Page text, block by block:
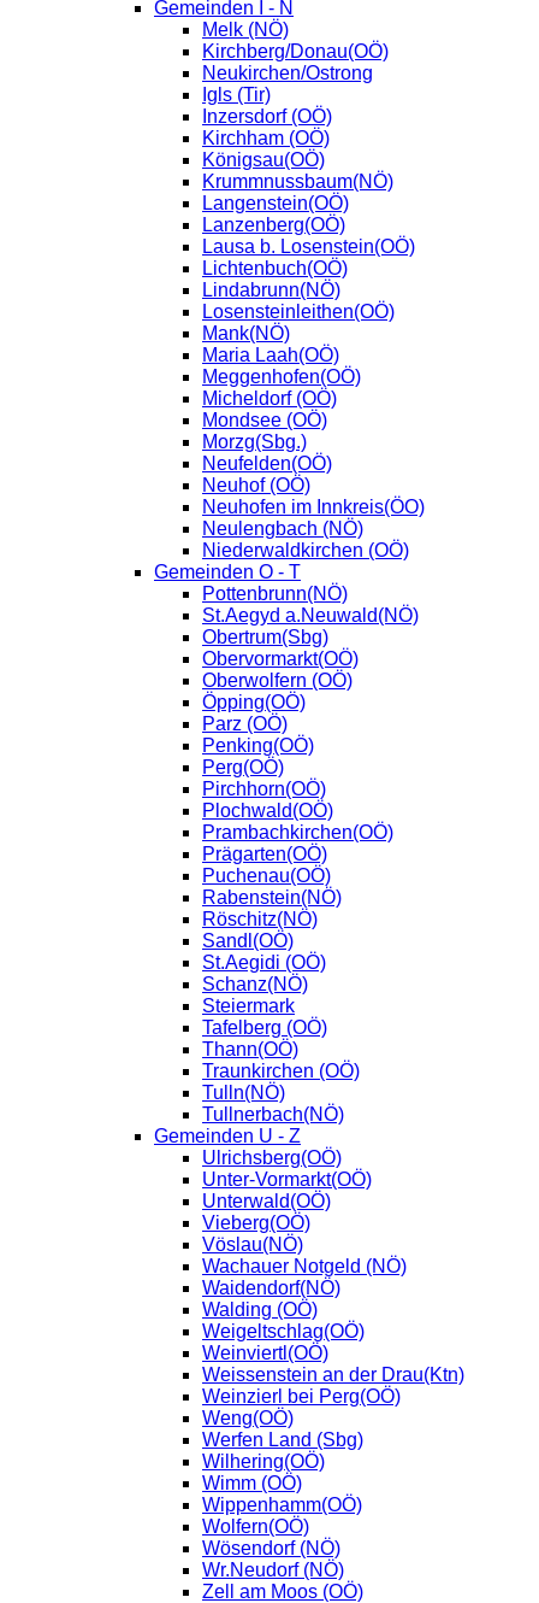
Gemeinden I - N
Melk (NÖ)
Kirchberg/Donau(OÖ)
Neukirchen/Ostrong
Igls (Tir)
Inzersdorf (OÖ)
Kirchham (OÖ)
Königsau(OÖ)
Krummnussbaum(NÖ)
Langenstein(OÖ)
Lanzenberg(OÖ)
Lausa b. Losenstein(OÖ)
Lichtenbuch(OÖ)
Lindabrunn(NÖ)
Losensteinleithen(OÖ)
Mank(NÖ)
Maria Laah(OÖ)
Meggenhofen(OÖ)
Micheldorf (OÖ)
Mondsee (OÖ)
Morzg(Sbg.)
Neufelden(OÖ)
Neuhof (OÖ)
Neuhofen im Innkreis(ÖO)
Neulengbach (NÖ)
Niederwaldkirchen (OÖ)
Gemeinden O - T
Pottenbrunn(NÖ)
St.Aegyd a.Neuwald(NÖ)
Obertrum(Sbg)
Obervormarkt(OÖ)
Oberwolfern (OÖ)
Öpping(OÖ)
Parz (OÖ)
Penking(OÖ)
Perg(OÖ)
Pirchhorn(OÖ)
Plochwald(OÖ)
Prambachkirchen(OÖ)
Prägarten(OÖ)
Puchenau(OÖ)
Rabenstein(NÖ)
Röschitz(NÖ)
Sandl(OÖ)
St.Aegidi (OÖ)
Schanz(NÖ)
Steiermark
Tafelberg (OÖ)
Thann(OÖ)
Traunkirchen (OÖ)
Tulln(NÖ)
Tullnerbach(NÖ)
Gemeinden U - Z
Ulrichsberg(OÖ)
Unter-Vormarkt(OÖ)
Unterwald(OÖ)
Vieberg(OÖ)
Vöslau(NÖ)
Wachauer Notgeld (NÖ)
Waidendorf(NÖ)
Walding (OÖ)
Weigeltschlag(OÖ)
Weinviertl(OÖ)
Weissenstein an der Drau(Ktn)
Weinzierl bei Perg(OÖ)
Weng(OÖ)
Werfen Land (Sbg)
Wilhering(OÖ)
Wimm (OÖ)
Wippenhamm(OÖ)
Wolfern(OÖ)
Wösendorf (NÖ)
Wr.Neudorf (NÖ)
Zell am Moos (OÖ)